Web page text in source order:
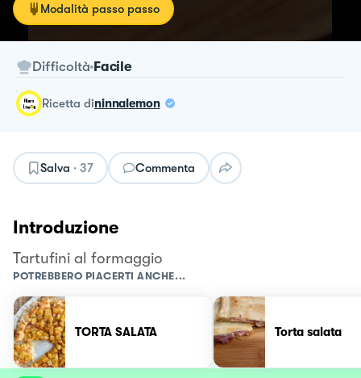
Modalità passo passo
Difficoltà Facile
ricetta dininnalemon
Salva · 37 Commenta
Introduzione
Tartufini al formaggio
POTREBBERO PIACERTI ANCHE...
TORTA SALATA Torta salata